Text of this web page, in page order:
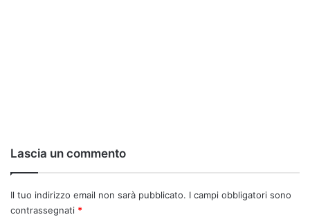
Lascia un commento
Il tuo indirizzo email non sarà pubblicato. I campi obbligatori sono
contrassegnati *